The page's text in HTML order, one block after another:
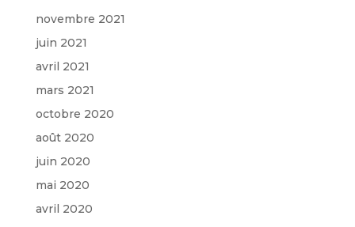
novembre 2021
juin 2021
avril 2021
mars 2021
octobre 2020
août 2020
juin 2020
mai 2020
avril 2020